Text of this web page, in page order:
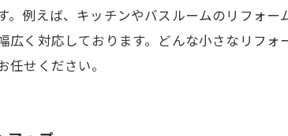
。例えば、キッチンやバスルームのリフォ
広く対応しております。どんな小さなリフ
任せください。